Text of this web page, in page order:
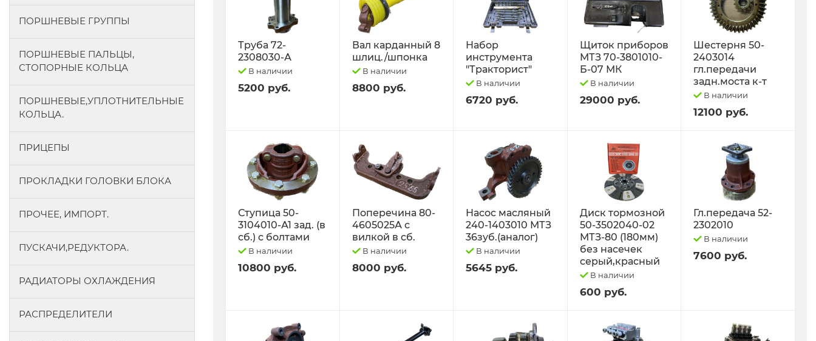
ПОРШНЕВЫЕ ГРУППЫ
ПОРШНЕВЫЕ ПАЛЬЦЫ,
СТОПОРНЫЕ КОЛЬЦА
ПОРШНЕВЫЕ,УПЛОТНИТЕЛЬНЫЕ
КОЛЬЦА.
ПРИЦЕПЫ
ПРОКЛАДКИ ГОЛОВКИ БЛОКА
ПРОЧЕЕ, ИМПОРТ.
ПУСКАЧИ,РЕДУКТОРА.
РАДИАТОРЫ ОХЛАЖДЕНИЯ
РАСПРЕДЕЛИТЕЛИ
Труба 72-
2308030-А
В наличии
5200 руб.
Вал карданный 8
шлиц./шпонка
В наличии
8800 руб.
Набор
инструмента
"Тракторист"
В наличии
6720 руб.
Щиток приборов
МТЗ 70-3801010-
Б-07 МК
В наличии
29000 руб.
Шестерня 50-
2403014
гл.передачи
задн.моста к-т
В наличии
12100 руб.
Ступица 50-
3104010-А1 зад. (в
сб.) с болтами
В наличии
10800 руб.
Поперечина 80-
4605025А с
вилкой в сб.
В наличии
8000 руб.
Насос масляный
240-1403010 МТЗ
36зуб.(аналог)
В наличии
5645 руб.
Диск тормозной
50-3502040-02
МТЗ-80 (180мм)
без насечек
серый,красный
В наличии
600 руб.
Гл.передача 52-
2302010
В наличии
7600 руб.